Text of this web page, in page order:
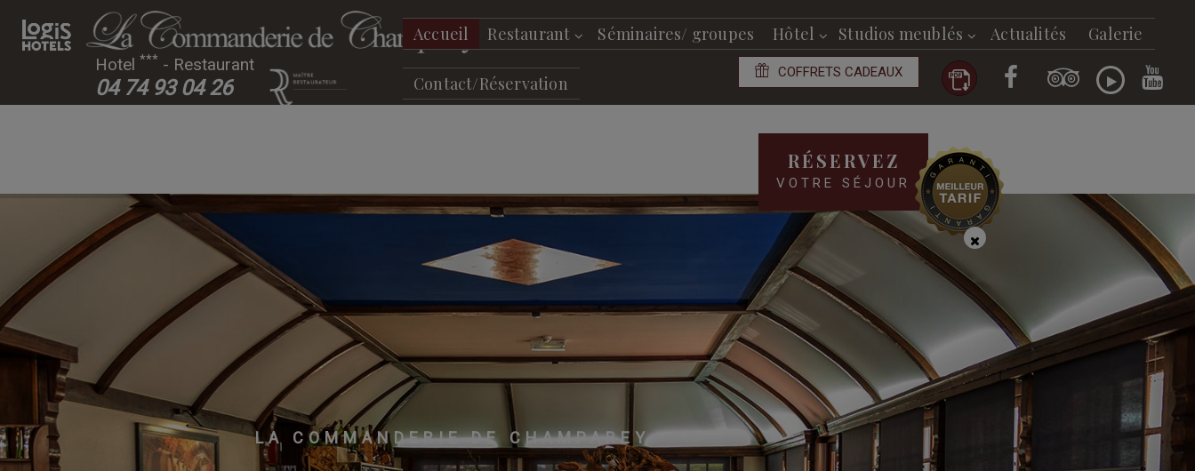
Hotel *** - Restaurant
04 74 93 04 26
Accueil Restaurant Séminaires/ groupes Hôtel Studios meublés Actualités Galerie
Contact/Réservation
COFFRETS CADEAUX
RÉSERVEZ
VOTRE SÉJOUR
LA COMMANDERIE DE CHAMPAREY